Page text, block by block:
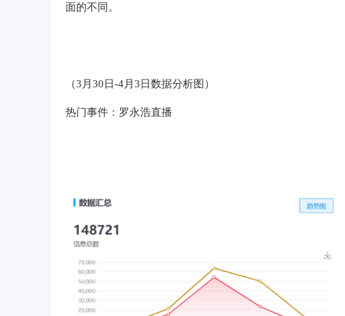
面的不同。
（3月30日-4月3日数据分析图）
热门事件：罗永浩直播